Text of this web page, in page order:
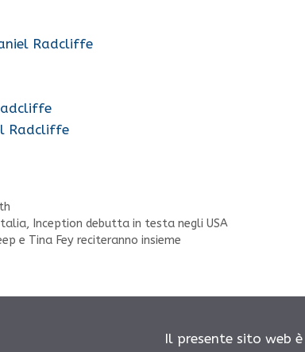
Radcliffe
Radcliffe
Inception debutta in testa negli USA
e Tina Fey reciteranno insieme
Il presente sito web